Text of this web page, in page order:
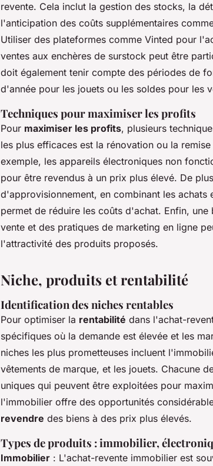
revente. Cela inclut la gestion des stocks, la
l'anticipation des coûts supplémentaires
Utiliser des plateformes comme Vinted pour
ventes aux enchères de surstock peut être
doit également tenir compte des périodes de
d'année pour les jouets ou les soldes pour les
Techniques pour maximiser les profits
Pour maximiser les profits, plusieurs
les plus efficaces est la rénovation ou la
exemple, les appareils électroniques non
pour être revendus à un prix plus élevé. De
d'approvisionnement, en combinant les
permet de réduire les coûts d'achat. Enfin,
vente et des pratiques de marketing en ligne
l'attractivité des produits proposés.
Niche, produits et rentabilité
Identification des niches rentables
Pour optimiser la rentabilité dans l'achat-
spécifiques où la demande est élevée et les
niches les plus prometteuses incluent
vêtements de marque, et les jouets. Chacune
uniques qui peuvent être exploitées pour
l'immobilier offre des opportunités
revendre des biens à des prix plus élevés.
Types de produits : immobilier,
Immobilier : L'achat-revente immobilier est